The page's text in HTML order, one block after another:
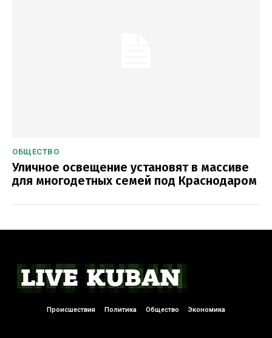
ОБЩЕСТВО
Уличное освещение установят в массиве
для многодетных семей под Краснодаром
Происшествия Политика Общество Экономика